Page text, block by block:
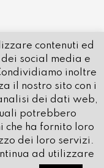
IT01032580514
contenuti ed
social media e
inoltre
il nostro sito con i
dei dati web,
potrebbero
che ha fornito loro
dei loro servizi.
ad utilizzare